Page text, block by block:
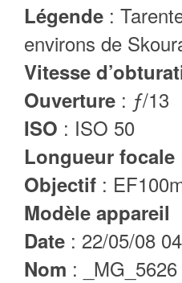
Légende :
environs de
Vitesse
Ouverture : ƒ/13
ISO : ISO 50
Longueur focale
Objectif :
Modèle appareil
Date : 22/05/08
Nom : _MG_5626